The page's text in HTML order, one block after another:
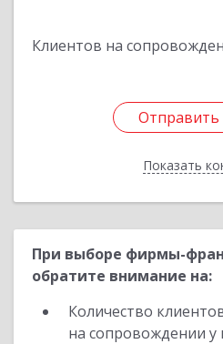
Клиентов на
Отправить
Показать
Отправить
Назад
При выборе фирмы-
обратите внимание на:
Количество
на сопровождении